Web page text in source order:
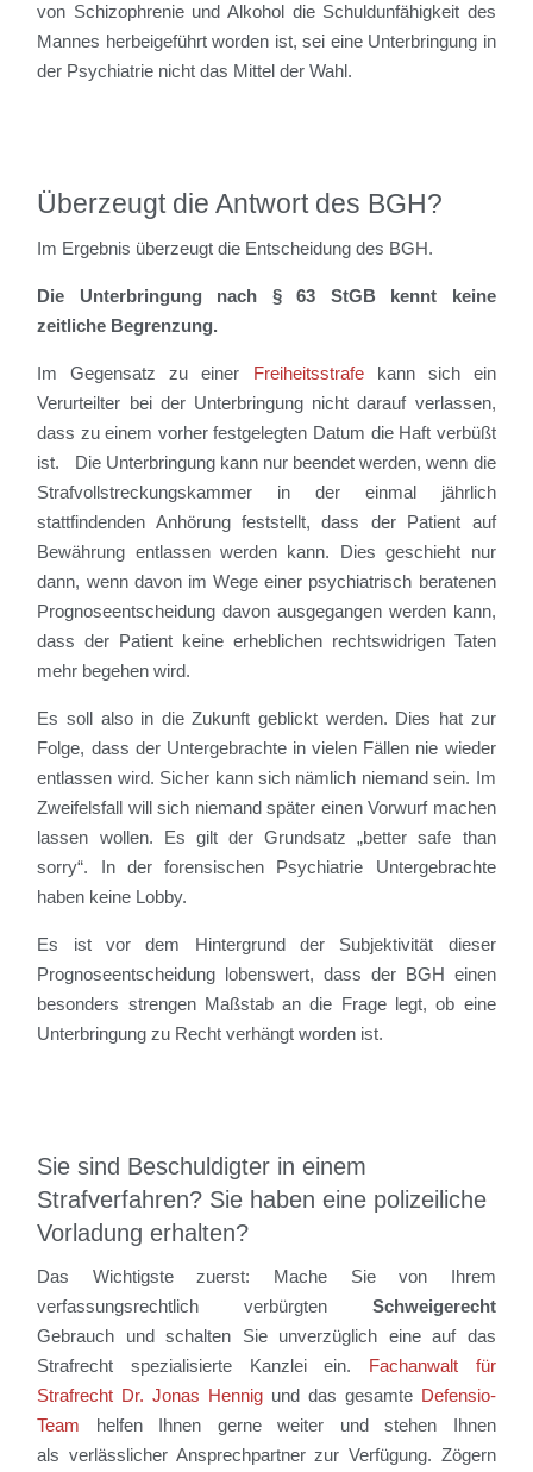
von Schizophrenie und Alkohol die Schuldunfähigkeit des
Mannes herbeigeführt worden ist, sei eine Unterbringung in
der Psychiatrie nicht das Mittel der Wahl.
Überzeugt die Antwort des BGH?
Im Ergebnis überzeugt die Entscheidung des BGH.
Die Unterbringung nach § 63 StGB kennt keine
zeitliche Begrenzung.
Im Gegensatz zu einer Freiheitsstrafekann sich ein
Verurteilter bei der Unterbringung nicht darauf verlassen,
dass zu einem vorher festgelegten Datum die Haft verbüßt
ist. Die Unterbringung kann nur beendet werden, wenn die
Strafvollstreckungskammer in der einmal jährlich
stattfindenden Anhörung feststellt, dass der Patient auf
Bewährung entlassen werden kann. Dies geschieht nur
dann, wenn davon im Wege einer psychiatrisch beratenen
Prognoseentscheidung davon ausgegangen werden kann,
dass der Patient keine erheblichen rechtswidrigen Taten
mehr begehen wird.
Es soll also in die Zukunft geblickt werden. Dies hat zur
Folge, dass der Untergebrachte in vielen Fällen nie wieder
entlassen wird. Sicher kann sich nämlich niemand sein. Im
Zweifelsfall will sich niemand später einen Vorwurf machen
lassen wollen. Es gilt der Grundsatz „better safe than
sorry“. In der forensischen Psychiatrie Untergebrachte
haben keine Lobby.
Es ist vor dem Hintergrund der Subjektivität dieser
Prognoseentscheidung lobenswert, dass der BGH einen
besonders strengen Maßstab an die Frage legt, ob eine
Unterbringung zu Recht verhängt worden ist.
Sie sind Beschuldigter in einem
Strafverfahren? Sie haben eine polizeiliche
Vorladung erhalten?
Das Wichtigste zuerst: Mache Sie von Ihrem
verfassungsrechtlich verbürgten Schweigerecht
Gebrauch und schalten Sie unverzüglich eine auf das
Strafrecht spezialisierte Kanzlei ein. Fachanwalt für
Strafrecht Dr. Jonas Hennig und das gesamte Defensio-
Team helfen Ihnen gerne weiter und stehen Ihnen
als verlässlicher Ansprechpartner zur Verfügung. Zögern